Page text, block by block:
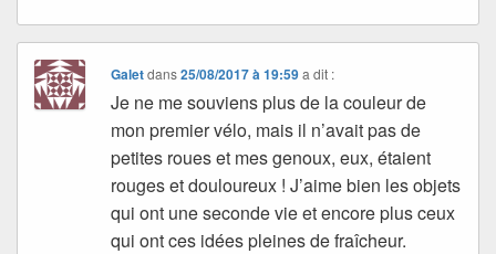
Galetdans25/08/2017 à 19:59 a dit :
Je ne me souviens plus de la couleur de
mon premier vélo, mais il n’avait pas de
petites roues et mes genoux, eux, étaient
rouges et douloureux ! J’aime bien les objets
qui ont une seconde vie et encore plus ceux
qui ont ces idées pleines de fraîcheur.